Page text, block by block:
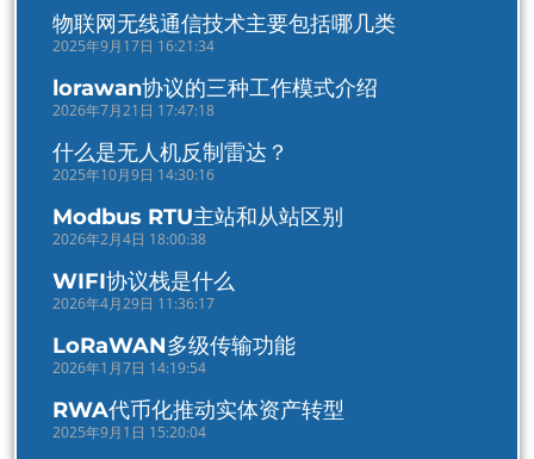
物联网无线通信技术主要包括哪几类
2025年9月17日 16:21:34
lorawan协议的三种工作模式介绍
2026年7月21日 17:47:18
什么是无人机反制雷达？
2025年10月9日 14:30:16
Modbus RTU主站和从站区别
2026年2月4日 18:00:38
WIFI协议栈是什么
2026年4月29日 11:36:17
LoRaWAN多级传输功能
2026年1月7日 14:19:54
RWA代币化推动实体资产转型
2025年9月1日 15:20:04